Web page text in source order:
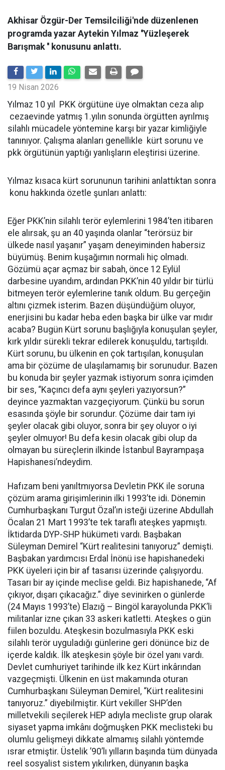
Akhisar Özgür-Der Temsilciliği'nde düzenlenen
programda yazar Aytekin Yılmaz ''Yüzleşerek
Barışmak '' konusunu anlattı.
19 Nisan 2026
Yılmaz 10 yıl PKK örgütüne üye olmaktan ceza alıp
cezaevinde yatmış 1.yılın sonunda örgütten ayrılmış
silahlı mücadele yöntemine karşı bir yazar kimliğiyle
tanınıyor. Çalışma alanları genellikle kürt sorunu ve
pkk örgütünün yaptığı yanlışların eleştirisi üzerine.
Yılmaz kısaca kürt sorununun tarihini anlattıktan sonra
konu hakkında özetle şunları anlattı:
Eğer PKK’nin silahlı terör eylemlerini 1984’ten itibaren
ele alırsak, şu an 40 yaşında olanlar “terörsüz bir
ülkede nasıl yaşanır” yaşam deneyiminden habersiz
büyümüş. Benim kuşağımın normali hiç olmadı.
Gözümü açar açmaz bir sabah, önce 12 Eylül
darbesine uyandım, ardından PKK’nin 40 yıldır bir türlü
bitmeyen terör eylemlerine tanık oldum. Bu gerçeğin
altını çizmek isterim. Bazen düşündüğüm oluyor,
enerjisini bu kadar heba eden başka bir ülke var mıdır
acaba? Bugün Kürt sorunu başlığıyla konuşulan şeyler,
kırk yıldır sürekli tekrar edilerek konuşuldu, tartışıldı.
Kürt sorunu, bu ülkenin en çok tartışılan, konuşulan
ama bir çözüme de ulaşılamamış bir sorunudur. Bazen
bu konuda bir şeyler yazmak istiyorum sonra içimden
bir ses, “Kaçıncı defa aynı şeyleri yazıyorsun?”
deyince yazmaktan vazgeçiyorum. Çünkü bu sorun
esasında şöyle bir sorundur. Çözüme dair tam iyi
şeyler olacak gibi oluyor, sonra bir şey oluyor o iyi
şeyler olmuyor! Bu defa kesin olacak gibi olup da
olmayan bu süreçlerin ilkinde İstanbul Bayrampaşa
Hapishanesi’ndeydim.
Hafızam beni yanıltmıyorsa Devletin PKK ile soruna
çözüm arama girişimlerinin ilki 1993’te idi. Dönemin
Cumhurbaşkanı Turgut Özal’ın isteği üzerine Abdullah
Öcalan 21 Mart 1993’te tek taraflı ateşkes yapmıştı.
İktidarda DYP-SHP hükümeti vardı. Başbakan
Süleyman Demirel “Kürt realitesini tanıyoruz” demişti.
Başbakan yardımcısı Erdal İnönü ise hapishanedeki
PKK üyeleri için bir af tasarısı üzerinde çalışıyordu.
Tasarı bir ay içinde meclise geldi. Biz hapishanede, “Af
çıkıyor, dışarı çıkacağız.” diye sevinirken o günlerde
(24 Mayıs 1993’te) Elazığ – Bingöl karayolunda PKK’li
militanlar izne çıkan 33 askeri katletti. Ateşkes o gün
fiilen bozuldu. Ateşkesin bozulmasıyla PKK eski
silahlı terör uyguladığı günlerine geri dönünce biz de
içerde kaldık. İlk ateşkesin şöyle bir özel yanı vardı.
Devlet cumhuriyet tarihinde ilk kez Kürt inkârından
vazgeçmişti. Ülkenin en üst makamında oturan
Cumhurbaşkanı Süleyman Demirel, “Kürt realitesini
tanıyoruz.” diyebilmiştir. Kürt vekiller SHP’den
milletvekili seçilerek HEP adıyla mecliste grup olarak
siyaset yapma imkânı doğmuşken PKK meclisteki bu
olumlu gelişmeyi dikkate almamış silahlı yöntemde
ısrar etmiştir. Üstelik ’90’lı yılların başında tüm dünyada
reel sosyalist sistem yıkılırken, dünyanın başka